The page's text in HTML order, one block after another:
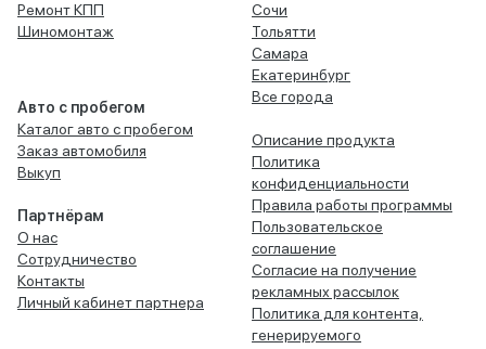
Ремонт КПП
Шиномонтаж
Авто с пробегом
Каталог авто с пробегом
Заказ автомобиля
Выкуп
Партнёрам
О нас
Сотрудничество
Контакты
Личный кабинет партнера
Сочи
Тольятти
Самара
Екатеринбург
Все города
Описание продукта
Политика
конфиденциальности
Правила работы программы
Пользовательское
соглашение
Согласие на получение
рекламных рассылок
Политика для контента,
генерируемого